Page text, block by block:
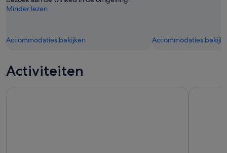
Minder lezen
Accommodaties bekijken Accommodaties
Activiteiten